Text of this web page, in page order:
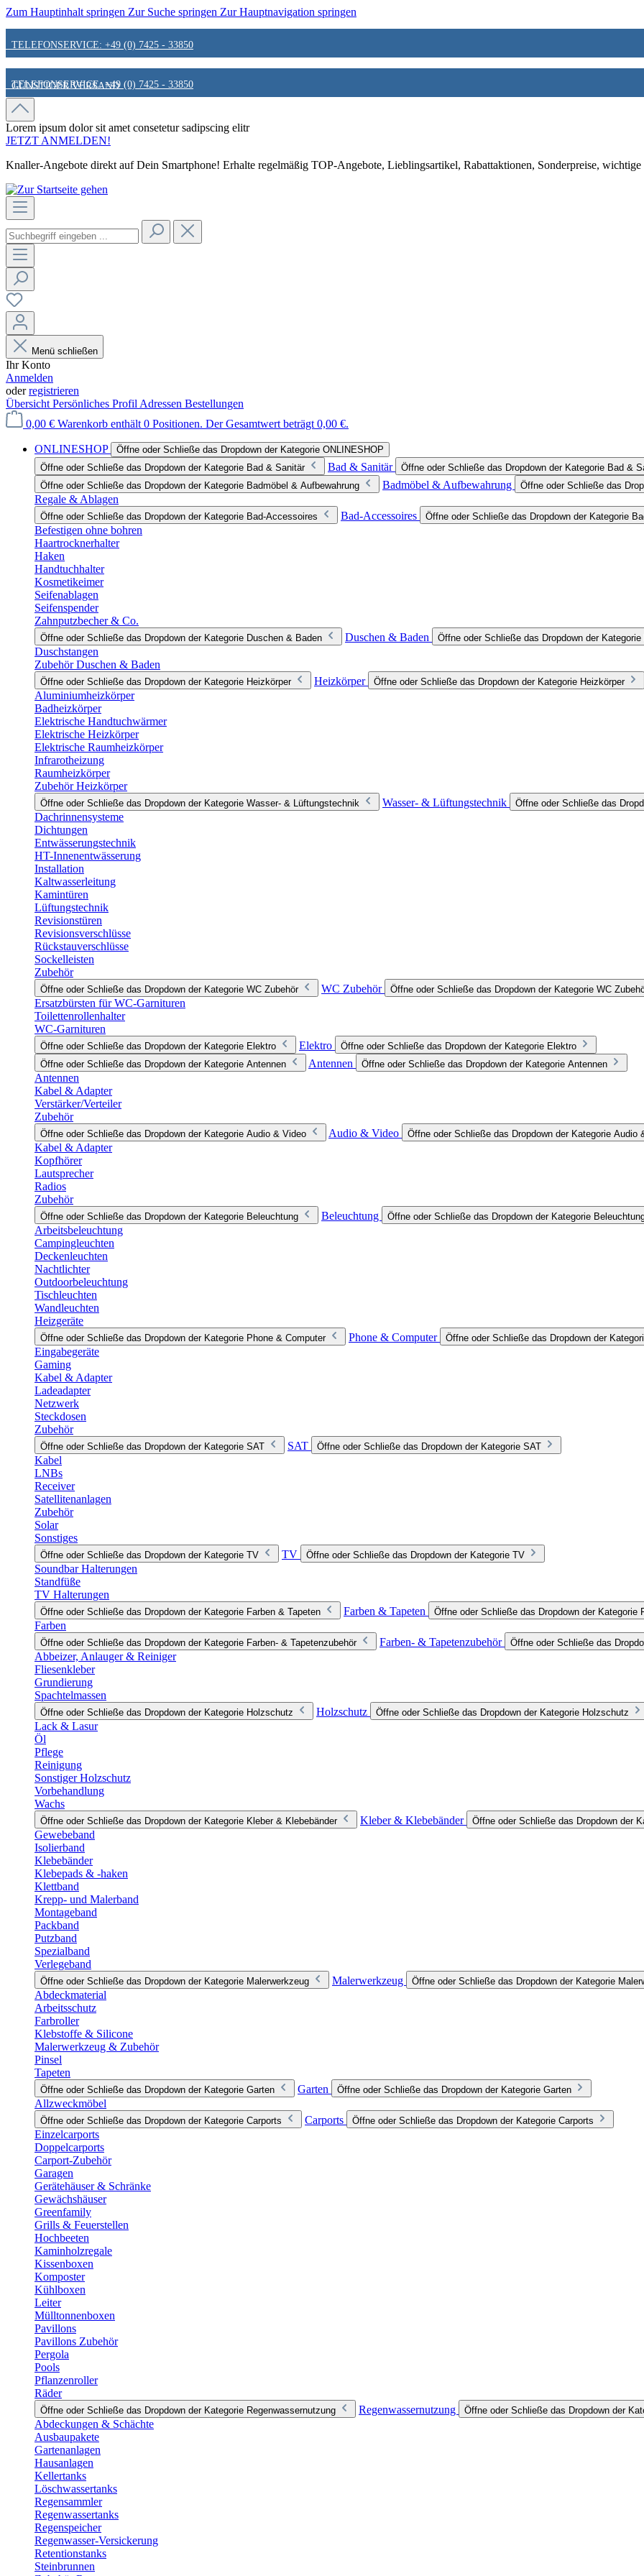
Zum Hauptinhalt springen Zur Suche springen Zur Hauptnavigation springen
TELEFONSERVICE: +49 (0) 7425 - 33850
GÜNSTIGER VERSAND
FAIR & KUNDENORIENTIERT
HINWEIS ZU STATIONÄREN PREISEN
TELEFONSERVICE: +49 (0) 7425 - 33850
GÜNSTIGER VERSAND
FAIR & KUNDENORIENTIERT
HINWEIS ZU STATIONÄREN PREISEN
Lorem ipsum dolor sit amet consetetur sadipscing elitr
JETZT ANMELDEN!
Knaller-Angebote direkt auf Dein Smartphone! Erhalte regelmäßig TOP-Angebote, Lieblingsartikel, Rabattaktionen, Sonderpreise,
Menü schließen
Ihr Konto
Anmelden
oderregistrieren
Übersicht Persönliches Profil Adressen Bestellungen
0,00 € Warenkorb enthält 0 Positionen. Der Gesamtwert beträgt 0,00 €.
ONLINESHOP
Öffne oder Schließe das Dropdown der Kategorie ONLINESHOP
Öffne oder Schließe das Dropdown der Kategorie Bad & Sanitär
Bad & Sanitär
Öffne oder Schließe das Dropdown der Kategorie Bad &
Öffne oder Schließe das Dropdown der Kategorie Badmöbel & Aufbewahrung
Badmöbel & Aufbewahrung Öffne oder Schließe das
Regale & Ablagen
Öffne oder Schließe das Dropdown der Kategorie Bad-Accessoires Bad-Accessoires Öffne oder Schließe das Dropdown der Kategorie
Befestigen ohne bohren
Haartrocknerhalter
Haken
Handtuchhalter
Kosmetikeimer
Seifenablagen
Seifenspender
Zahnputzbecher & Co.
Öffne oder Schließe das Dropdown der Kategorie Duschen & Baden Duschen & Baden Öffne oder Schließe das Dropdown der
Duschstangen
Zubehör Duschen & Baden
Öffne oder Schließe das Dropdown der Kategorie Heizkörper Heizkörper Öffne oder Schließe das Dropdown der Kategorie Heizkörper
Aluminiumheizkörper
Badheizkörper
Elektrische Handtuchwärmer
Elektrische Heizkörper
Elektrische Raumheizkörper
Infrarotheizung
Raumheizkörper
Zubehör Heizkörper
Öffne oder Schließe das Dropdown der Kategorie Wasser- & Lüftungstechnik Wasser- & Lüftungstechnik Öffne oder Schließe das
Dachrinnensysteme
Dichtungen
Entwässerungstechnik
HT-Innenentwässerung
Installation
Kaltwasserleitung
Kamintüren
Lüftungstechnik
Revisionstüren
Revisionsverschlüsse
Rückstauverschlüsse
Sockelleisten
Zubehör
Öffne oder Schließe das Dropdown der Kategorie WC Zubehör WC Zubehör Öffne oder Schließe das Dropdown der Kategorie WC
Ersatzbürsten für WC-Garnituren
Toilettenrollenhalter
WC-Garnituren
Öffne oder Schließe das Dropdown der Kategorie Elektro Elektro
Öffne oder Schließe das Dropdown der Kategorie Elektro
Öffne oder Schließe das Dropdown der Kategorie Antennen
Antennen Öffne oder Schließe das Dropdown der Kategorie Antennen
Antennen
Kabel & Adapter
Verstärker/Verteiler
Zubehör
Öffne oder Schließe das Dropdown der Kategorie Audio & Video Audio & Video Öffne oder Schließe das Dropdown der Kategorie Audio
Kabel & Adapter
Kopfhörer
Lautsprecher
Radios
Zubehör
Öffne oder Schließe das Dropdown der Kategorie Beleuchtung Beleuchtung Öffne oder Schließe das Dropdown der Kategorie
Arbeitsbeleuchtung
Campingleuchten
Deckenleuchten
Nachtlichter
Outdoorbeleuchtung
Tischleuchten
Wandleuchten
Heizgeräte
Öffne oder Schließe das Dropdown der Kategorie Phone & Computer Phone & Computer Öffne oder Schließe das Dropdown der
Eingabegeräte
Gaming
Kabel & Adapter
Ladeadapter
Netzwerk
Steckdosen
Zubehör
Öffne oder Schließe das Dropdown der Kategorie SAT SAT Öffne oder Schließe das Dropdown der Kategorie SAT
Kabel
LNBs
Receiver
Satellitenanlagen
Zubehör
Solar
Sonstiges
Öffne oder Schließe das Dropdown der Kategorie TV TV Öffne oder Schließe das Dropdown der Kategorie TV
Soundbar Halterungen
Standfüße
TV Halterungen
Öffne oder Schließe das Dropdown der Kategorie Farben & Tapeten Farben & Tapeten Öffne oder Schließe das Dropdown der Kategorie
Farben
Öffne oder Schließe das Dropdown der Kategorie Farben- & Tapetenzubehör Farben- & Tapetenzubehör Öffne oder Schließe das
Abbeizer, Anlauger & Reiniger
Fliesenkleber
Grundierung
Spachtelmassen
Öffne oder Schließe das Dropdown der Kategorie Holzschutz Holzschutz Öffne oder Schließe das Dropdown der Kategorie Holzschutz
Lack & Lasur
Öl
Pflege
Reinigung
Sonstiger Holzschutz
Vorbehandlung
Wachs
Öffne oder Schließe das Dropdown der Kategorie Kleber & Klebebänder Kleber & Klebebänder Öffne oder Schließe das Dropdown der
Gewebeband
Isolierband
Klebebänder
Klebepads & -haken
Klettband
Krepp- und Malerband
Montageband
Packband
Putzband
Spezialband
Verlegeband
Öffne oder Schließe das Dropdown der Kategorie Malerwerkzeug Malerwerkzeug Öffne oder Schließe das Dropdown der Kategorie
Abdeckmaterial
Arbeitsschutz
Farbroller
Klebstoffe & Silicone
Malerwerkzeug & Zubehör
Pinsel
Tapeten
Öffne oder Schließe das Dropdown der Kategorie Garten Garten Öffne oder Schließe das Dropdown der Kategorie Garten
Allzweckmöbel
Öffne oder Schließe das Dropdown der Kategorie Carports Carports Öffne oder Schließe das Dropdown der Kategorie Carports
Einzelcarports
Doppelcarports
Carport-Zubehör
Garagen
Gerätehäuser & Schränke
Gewächshäuser
Greenfamily
Grills & Feuerstellen
Hochbeeten
Kaminholzregale
Kissenboxen
Komposter
Kühlboxen
Leiter
Mülltonnenboxen
Pavillons
Pavillons Zubehör
Pergola
Pools
Pflanzenroller
Räder
Öffne oder Schließe das Dropdown der Kategorie Regenwassernutzung Regenwassernutzung Öffne oder Schließe das Dropdown der
Abdeckungen & Schächte
Ausbaupakete
Gartenanlagen
Hausanlagen
Kellertanks
Löschwassertanks
Regensammler
Regenwassertanks
Regenspeicher
Regenwasser-Versickerung
Retentionstanks
Steinbrunnen